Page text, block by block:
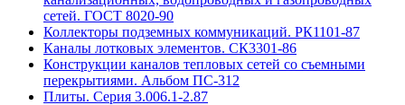
сетей. ГОСТ 8020-90
Коллекторы подземных коммуникаций. РК1101-87
Каналы лотковых элементов. СК3301-86
Конструкции каналов тепловых сетей со съемными
перекрытиями. Альбом ПС-312
Плиты. Серия 3.006.1-2.87